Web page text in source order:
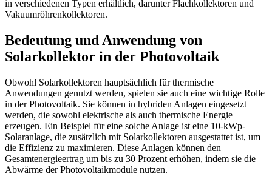
in verschiedenen Typen erhältlich, darunter Flachkollektoren und
Vakuumröhrenkollektoren.
Bedeutung und Anwendung von
Solarkollektor in der Photovoltaik
Obwohl Solarkollektoren hauptsächlich für thermische
Anwendungen genutzt werden, spielen sie auch eine wichtige Rolle
in der Photovoltaik. Sie können in hybriden Anlagen eingesetzt
werden, die sowohl elektrische als auch thermische Energie
erzeugen. Ein Beispiel für eine solche Anlage ist eine 10-kWp-
Solaranlage, die zusätzlich mit Solarkollektoren ausgestattet ist, um
die Effizienz zu maximieren. Diese Anlagen können den
Gesamtenergieertrag um bis zu 30 Prozent erhöhen, indem sie die
Abwärme der Photovoltaikmodule nutzen.